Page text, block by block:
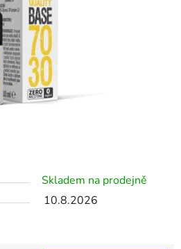
Skladem na prodejně
10.8.2026